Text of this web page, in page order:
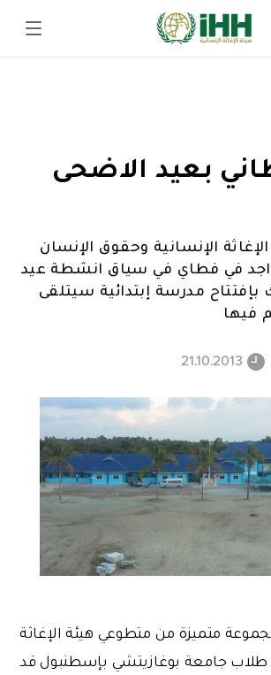
بعيد الاضحى
الإنسانية وحقوق الإنسان
في فطاي في سياق انشطة عيد
بإفتتاح مدرسة إبتدائية سيتلقى
فيها
21.10.2013
متميزة من متطوعي هيئة الإغاثة
طلاب جامعة بوغازيتشي بإسطنبول قد